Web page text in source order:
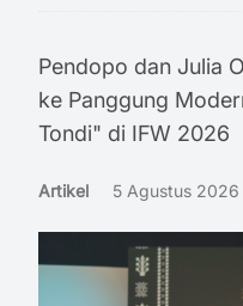
Pendopo dan Julia
ke Panggung
Tondi" di IFW 2026
Artikel 5 Agustus 2026